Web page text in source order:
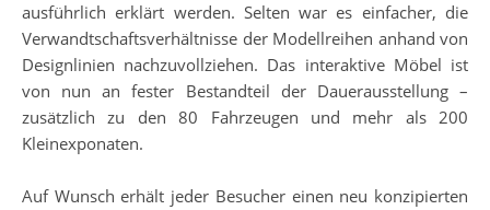
ausführlich erklärt werden. Selten war es einfacher, die
Verwandtschaftsverhältnisse der Modellreihen anhand von
Designlinien nachzuvollziehen. Das interaktive Möbel ist
von nun an fester Bestandteil der Dauerausstellung –
zusätzlich zu den 80 Fahrzeugen und mehr als 200
Kleinexponaten.
Auf Wunsch erhält jeder Besucher einen neu konzipierten